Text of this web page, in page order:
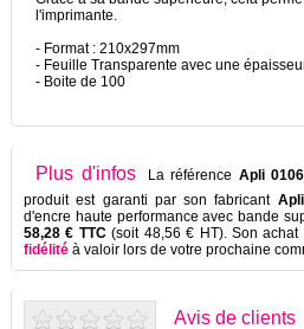
l'imprimante.
- Format : 210x297mm
- Feuille Transparente avec une
- Boite de 100
Plus d'infos La référence Apli
produit est garanti par son fabricantApli
d'encre haute performance avec bande
58,28 € TTC(soit 48,56 € HT). Son
fidélitéà valoir lors de votre prochaine
Avis de clients